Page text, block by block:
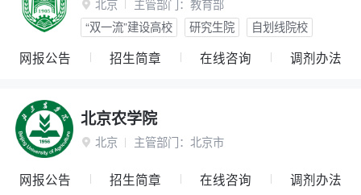
 北京 主管部门： 教育部
“双一流”建设高校
研究生院 自划线院校
网报公告 招生简章 在线咨询 调剂办法
北京农学院
 北京 主管部门： 北京市
网报公告 招生简章 在线咨询 调剂办法